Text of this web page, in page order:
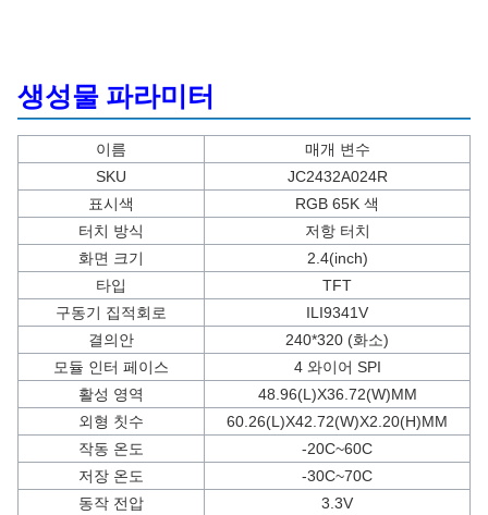
생성물 파라미터
이름
매개 변수
SKU
JC2432A024R
표시색
RGB 65K 색
터치 방식
저항 터치
화면 크기
2.4(inch)
타입
TFT
구동기 집적회로
ILI9341V
결의안
240*320 (화소)
모듈 인터 페이스
4 와이어 SPI
활성 영역
48.96(L)X36.72(W)MM
외형 칫수
60.26(L)X42.72(W)X2.20(H)MM
작동 온도
-20C~60C
저장 온도
-30C~70C
동작 전압
3.3V